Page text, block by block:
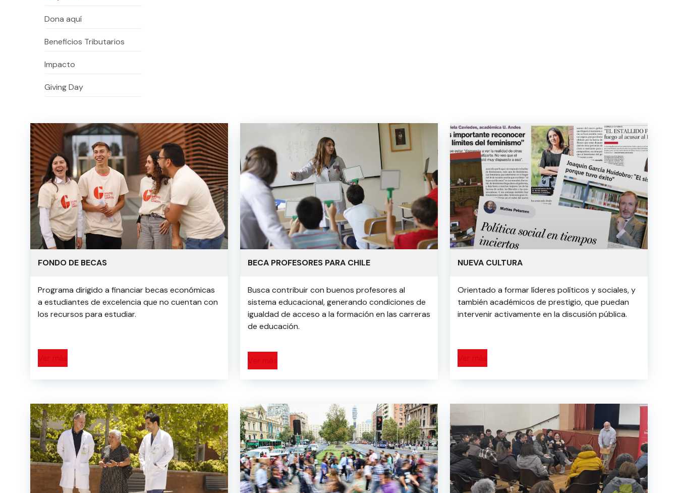
Te puede interesar:
Te puede interesar:
Dona aquí
Beneficios Tributarios
Impacto
Giving Day
FONDO DE BECAS
Programa dirigido a financiar becas económicas
a estudiantes de excelencia que no cuentan con
los recursos para estudiar.
BECA PROFESORES PARA CHILE
Busca contribuir con buenos profesores al
sistema educacional, generando condiciones de
igualdad de acceso a la formación en las carreras
de educación.
NUEVA CULTURA
Orientado a formar líderes políticos y sociales, y
también académicos de prestigio, que puedan
intervenir activamente en la discusión pública.